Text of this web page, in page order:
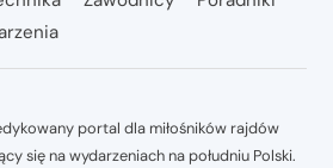
portal dla miłośników rajdów
się na wydarzeniach na południu Polski.